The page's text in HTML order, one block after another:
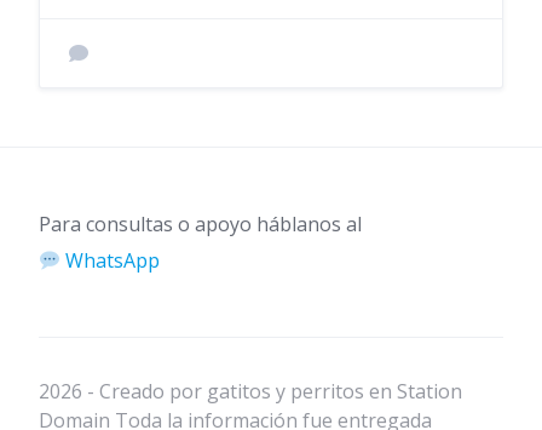
Para consultas o apoyo háblanos al
WhatsApp
2026 - Creado por gatitos y perritos en Station
Domain Toda la información fue entregada